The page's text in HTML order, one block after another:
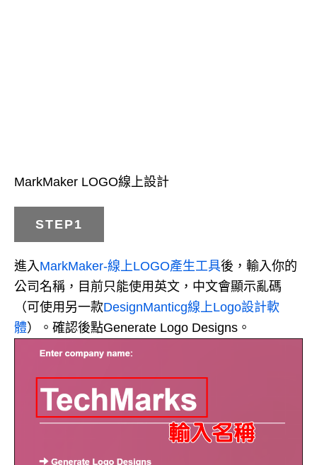
MarkMaker LOGO線上設計
STEP1
進入MarkMaker-線上LOGO產生工具後，輸入你的
公司名稱，目前只能使用英文，中文會顯示亂碼
（可使用另一款DesignManticg線上Logo設計軟
體）。確認後點Generate Logo Designs。